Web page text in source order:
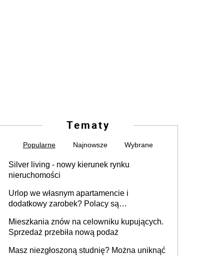
Tematy
Popularne Najnowsze Wybrane
Silver living - nowy kierunek rynku
nieruchomości
Urlop we własnym apartamencie i
dodatkowy zarobek? Polacy są
Mieszkania znów na celowniku kupujących.
Sprzedaż przebiła nową podaż
Masz niezgłoszoną studnię? Można uniknąć